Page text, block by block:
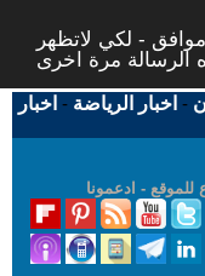
- لكي لاتظهر
- اخبار الرياضة - اخبار
للموقع - ادعمونا